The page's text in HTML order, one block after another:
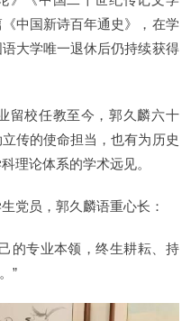
中国新诗百年通史》，在学
大学唯一退休后仍持续获得
留校任教至今，郭久麟六十
传的使命担当，也有为历史
理论体系的学术远见。
党员，郭久麟语重心长：
的专业本领，终生耕耘、持
”